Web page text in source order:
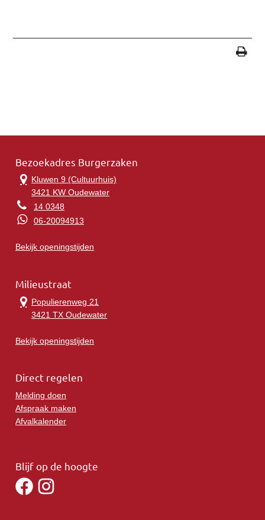
Bezoekadres Burgerzaken
Kluwen 9 (Cultuurhuis)
3421 KW Oudewater
14 0348
06-20094913
Bekijk openingstijden
Milieustraat
Populierenweg 21
3421 TX Oudewater
Bekijk openingstijden
Direct regelen
Melding doen
Afspraak maken
Afvalkalender
Blijf op de hoogte